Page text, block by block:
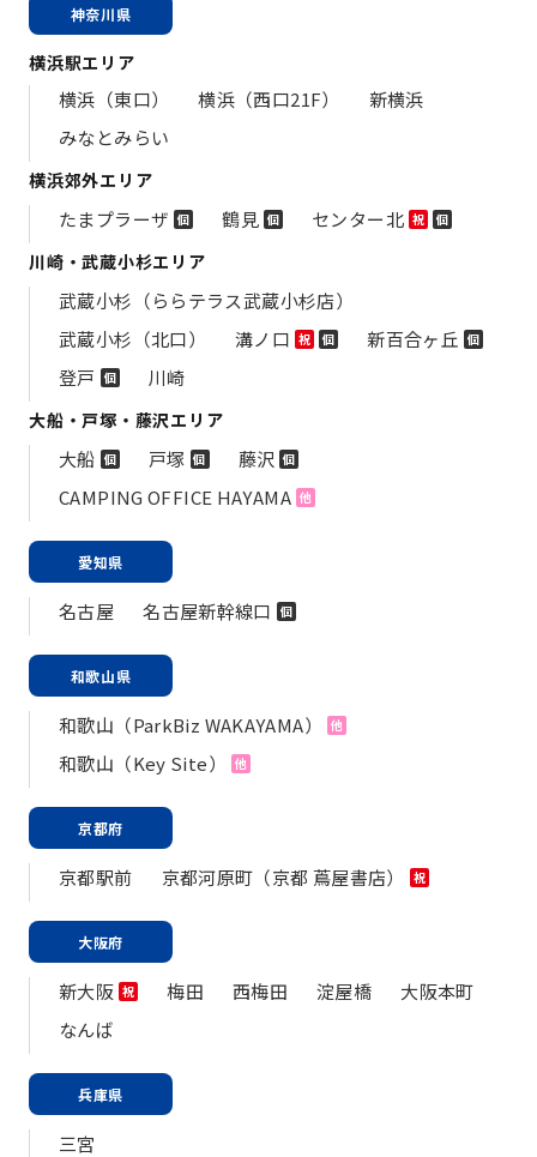
神奈川県
横浜駅エリア
横浜（東口） 横浜（西口21F）
新横浜
みなとみらい
横浜郊外エリア
たまプラーザ 個 鶴見 個 センター北 祝 個
川崎・武蔵小杉エリア
武蔵小杉（ららテラス武蔵小杉店）
武蔵小杉（北口）
溝ノ口 祝 個 新百合ヶ丘 個
登戸 個 川崎
大船・戸塚・藤沢エリア
大船 個 戸塚 個 藤沢 個
CAMPING OFFICE HAYAMA 他
愛知県
名古屋 名古屋新幹線口 個
和歌山県
和歌山（ParkBiz WAKAYAMA） 他
和歌山（Key Site） 他
京都府
京都駅前 京都河原町（京都 蔦屋書店） 祝
大阪府
新大阪 祝 梅田 西梅田 淀屋橋
大阪本町
なんば
兵庫県
三宮